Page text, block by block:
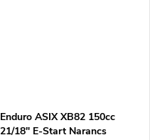
Enduro ASIX XB82 150cc
21/18" E-Start Narancs